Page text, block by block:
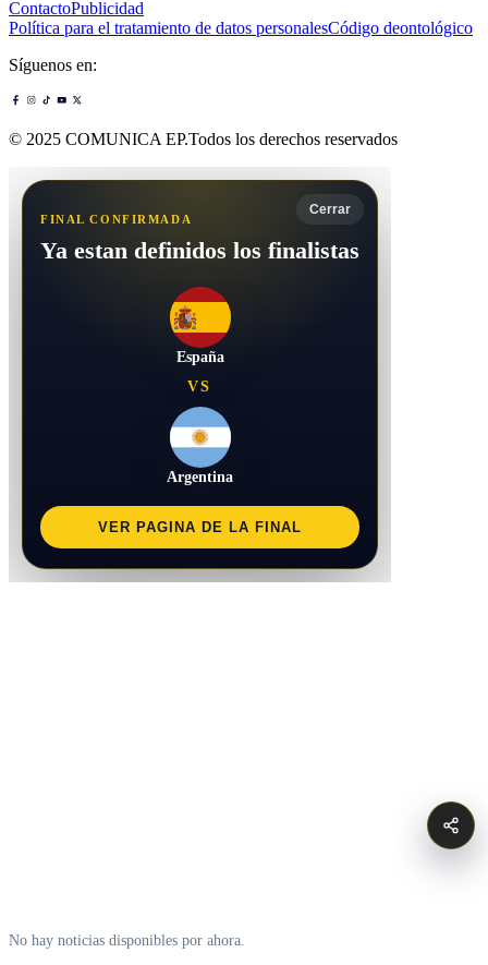
No hay noticias disponibles por ahora.
ContactoPublicidad
Política para el tratamiento de datos personalesCódigo deontológico
Síguenos en:
© 2025 COMUNICA EP.Todos los derechos reservados
Cerrar
FINAL CONFIRMADA
Ya estan definidos los finalistas
España
VS
Argentina
VER PAGINA DE LA FINAL